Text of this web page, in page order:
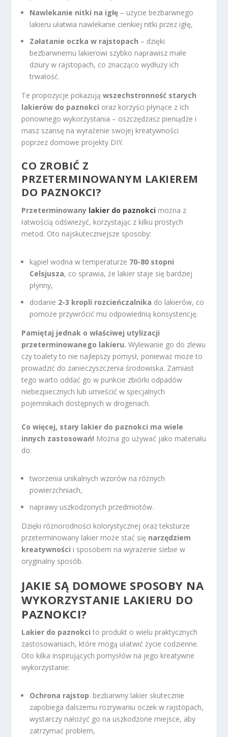
Nawlekanie nitki na igłę – użycie bezbarwnego
lakieru ułatwia nawlekanie cienkiej nitki przez igłę,
Załatanie oczka w rajstopach – dzięki
bezbarwnemu lakierowi szybko naprawisz małe
dziury w rajstopach, co znacząco wydłuży ich
trwałość.
Te propozycje pokazująwszechstronność starych
lakierów do paznokci oraz korzyści płynące z ich
ponownego wykorzystania – oszczędzasz pieniądze i
masz szansę na wyrażenie swojej kreatywności
poprzez domowe projekty DIY.
CO ZROBIĆ Z
PRZETERMINOWANYM LAKIEREM
DO PAZNOKCI?
Przeterminowany lakier do paznokci można z
łatwością odświeżyć, korzystając z kilku prostych
metod. Oto najskuteczniejsze sposoby:
kąpiel wodna w temperaturze 70-80 stopni
Celsjusza, co sprawia, że lakier staje się bardziej
płynny,
dodanie 2-3 kropli rozcieńczalnika do lakierów, co
pomoże przywrócić mu odpowiednią konsystencję.
Pamiętaj jednak o właściwej utylizacji
przeterminowanego lakieru. Wylewanie go do zlewu
czy toalety to nie najlepszy pomysł, ponieważ może to
prowadzić do zanieczyszczenia środowiska. Zamiast
tego warto oddać go w punkcie zbiórki odpadów
niebezpiecznych lub umieścić w specjalnych
pojemnikach dostępnych w drogeriach.
Co więcej, stary lakier do paznokci ma wiele
innych zastosowań! Można go używać jako materiału
do:
tworzenia unikalnych wzorów na różnych
powierzchniach,
naprawy uszkodzonych przedmiotów.
Dzięki różnorodności kolorystycznej oraz teksturze
przeterminowany lakier może stać się narzędziem
kreatywności i sposobem na wyrażenie siebie w
oryginalny sposób.
JAKIE SĄ DOMOWE SPOSOBY NA
WYKORZYSTANIE LAKIERU DO
PAZNOKCI?
Lakier do paznokci to produkt o wielu praktycznych
zastosowaniach, które mogą ułatwić życie codzienne.
Oto kilka inspirujących pomysłów na jego kreatywne
wykorzystanie:
Ochrona rajstop: bezbarwny lakier skutecznie
zapobiega dalszemu rozrywaniu oczek w rajstopach,
wystarczy nałożyć go na uszkodzone miejsce, aby
zatrzymać problem,